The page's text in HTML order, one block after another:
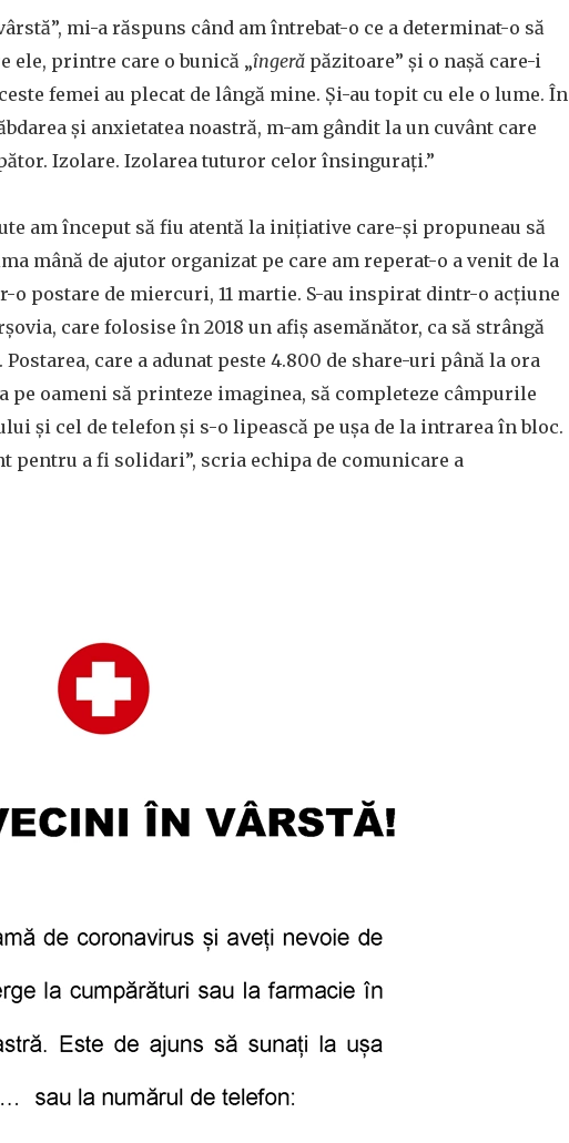
mi-a răspuns când am întrebat-o ce a determinat-o să
ele, printre care o bunică „îngeră păzitoare” și o nașă care-i
femei au plecat de lângă mine. Și-au topit cu ele o lume. În
și anxietatea noastră, m-am gândit la un cuvânt care
Izolare. Izolarea tuturor celor însingurați.”
am început să fiu atentă la inițiative care-și propuneau să
mână de ajutor organizat pe care am reperat-o a venit de la
postare de miercuri, 11 martie. S-au inspirat dintr-o acțiune
care folosise în 2018 un afiș asemănător, ca să strângă
care a adunat peste 4.800 de share-uri până la ora
oameni să printeze imaginea, să completeze câmpurile
și cel de telefon și s-o lipească pe ușa de la intrarea în bloc.
pentru a fi solidari”, scria echipa de comunicare a